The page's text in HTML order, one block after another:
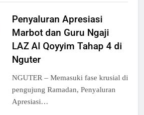
Penyaluran Apresiasi
Marbot dan Guru Ngaji
LAZ Al Qoyyim Tahap 4 di
Nguter
NGUTER – Memasuki fase krusial di
pengujung Ramadan, Penyaluran
Apresiasi…